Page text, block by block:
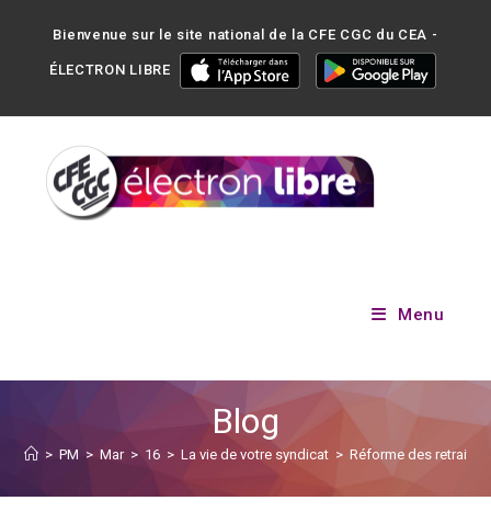
Bienvenue sur le site national de la CFE CGC du CEA -
ÉLECTRON LIBRE
Menu
Blog
> PM > Mar > 16 > La vie de votre syndicat > Réforme des retraites